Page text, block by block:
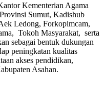
Kementerian Agama
Sumut, Kadishub
Ledong, Forkopimcam,
Tokoh Masyarakat, serta
sebagai bentuk dukungan
peningkatan kualitas
akses pendidikan,
Asahan.